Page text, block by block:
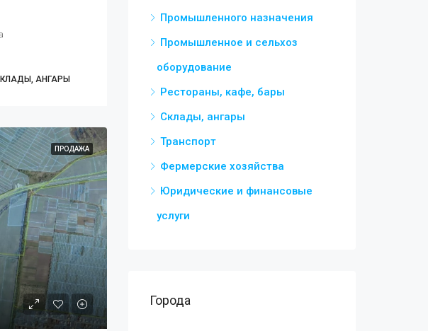
АНГАРЫ
ПРОДАЖА
Промышленного назначения
Промышленное и сельхоз
оборудование
Рестораны, кафе, бары
Склады, ангары
Транспорт
Фермерские хозяйства
Юридические и финансовые
услуги
Города